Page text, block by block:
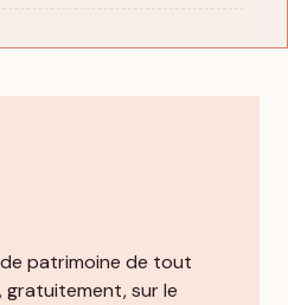
patrimoine de tout
gratuitement, sur le